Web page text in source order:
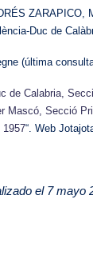
ZARAPICO,
Duc de
(última
de Calabria,
Mascó, Secció
1957“. Web
el 7 mayo